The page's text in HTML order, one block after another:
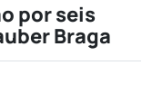
por seis
Braga